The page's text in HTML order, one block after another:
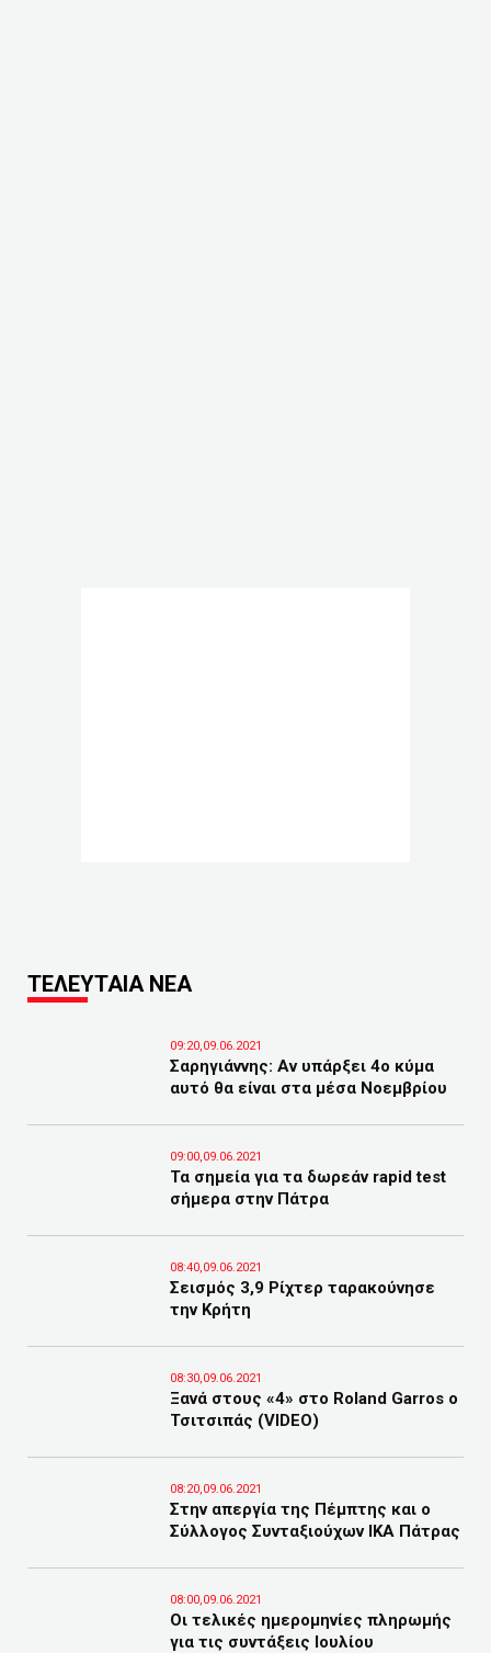
ΤΕΛΕΥΤΑΙΑ ΝΕΑ
09:20,09.06.2021
Σαρηγιάννης: Αν υπάρξει 4ο κύμα
αυτό θα είναι στα μέσα Νοεμβρίου
09:00,09.06.2021
Τα σημεία για τα δωρεάν rapid test
σήμερα στην Πάτρα
08:40,09.06.2021
Σεισμός 3,9 Ρίχτερ ταρακούνησε
την Κρήτη
08:30,09.06.2021
Ξανά στους «4» στο Roland Garros ο
Τσιτσιπάς (VIDEO)
08:20,09.06.2021
Στην απεργία της Πέμπτης και ο
Σύλλογος Συνταξιούχων ΙΚΑ Πάτρας
08:00,09.06.2021
Οι τελικές ημερομηνίες πληρωμής
για τις συντάξεις Ιουλίου